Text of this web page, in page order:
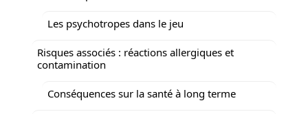
Les psychotropes dans le jeu
Risques associés : réactions allergiques et
contamination
Conséquences sur la santé à long terme